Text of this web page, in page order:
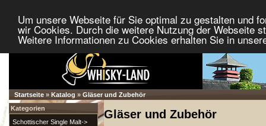
Um unsere Webseite für Sie optimal zu gestalten und
wir Cookies. Durch die weitere Nutzung der Webseite
Weitere Informationen zu Cookies erhalten Sie in
Startseite » Katalog » Gläser und Zubehör
Gläser und Zubehör
Kategorien
Schottischer Single Malt->